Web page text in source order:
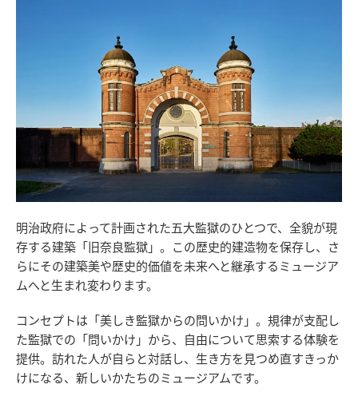
明治政府によって計画された五大監獄のひとつで、全貌が現
存する建築「旧奈良監獄」。この歴史的建造物を保存し、さ
らにその建築美や歴史的価値を未来へと継承するミュージア
ムへと生まれ変わります。
コンセプトは「美しき監獄からの問いかけ」。規律が支配し
た監獄での「問いかけ」から、自由について思索する体験を
提供。訪れた人が自らと対話し、生き方を見つめ直すきっか
けになる、新しいかたちのミュージアムです。